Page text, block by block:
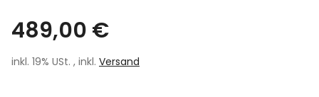
489,00 €
inkl. 19% USt. , inkl. Versand